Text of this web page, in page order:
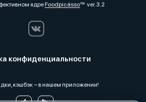
ядреFoodpicássover. 3.2
конфиденциальности
кэшбэк − в нашем приложении!